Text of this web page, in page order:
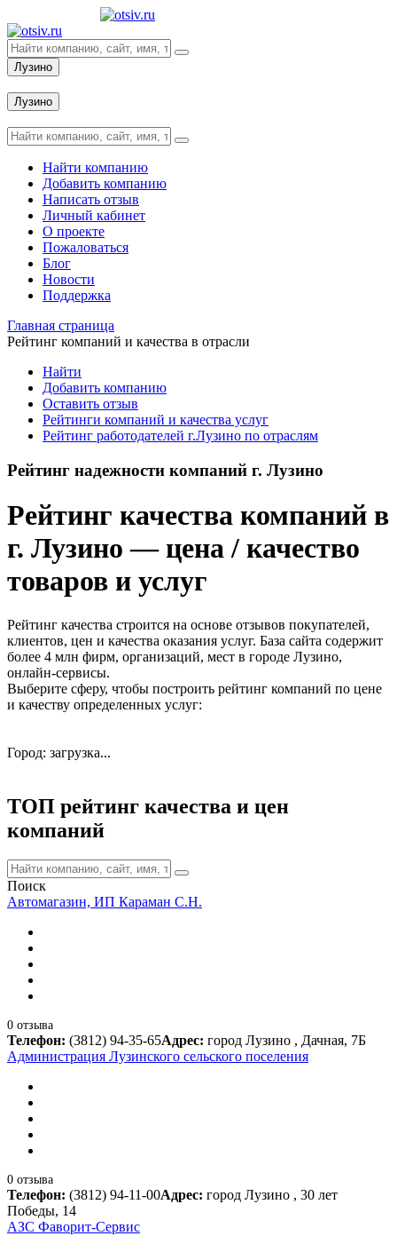
Лузино
Лузино
Найти компанию
Добавить компанию
Написать отзыв
Личный кабинет
О проекте
Пожаловаться
Блог
Новости
Поддержка
Главная страница
Рейтинг компаний и качества в отрасли
Найти
Добавить компанию
Оставить отзыв
Рейтинги компаний и качества услуг
Рейтинг работодателей г.Лузино по отраслям
Рейтинг надежности компаний г. Лузино
Рейтинг качества компаний в
г. Лузино — цена / качество
товаров и услуг
Рейтинг качества строится на основе отзывов покупателей,
клиентов, цен и качества оказания услуг. База сайта содержит
более 4 млн фирм, организаций, мест в городе Лузино,
онлайн-сервисы.
Выберите сферу, чтобы построить рейтинг компаний по цене
и качеству определенных услуг:
Город: загрузка...
ТОП рейтинг качества и цен
компаний
Поиск
Автомагазин, ИП Караман С.Н.
0 отзыва
Телефон: (3812) 94-35-65Адрес: город Лузино , Дачная, 7Б
Администрация Лузинского сельского поселения
0 отзыва
Телефон: (3812) 94-11-00Адрес: город Лузино , 30 лет
Победы, 14
АЗС Фаворит-Сервис